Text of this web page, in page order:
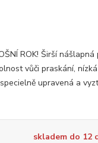
ROK! Širší
vůči praskání,
upravená a
skladem do 12